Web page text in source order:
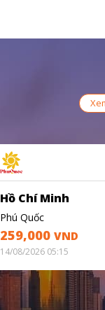
Hồ Chí Minh
Phú Quốc
259,000 VND
14/08/2026 05:15